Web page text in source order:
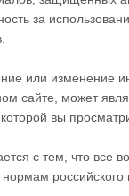
за
или изменение
сайте, может
вы
с тем, что все
российского